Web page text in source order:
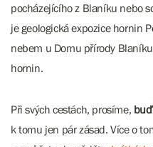
pocházejícího z Blaníku nebo
je geologická expozice hornin
nebem u Domu přírody
hornin.
Při svých cestách, prosíme,
k tomu jen pár zásad. Více o